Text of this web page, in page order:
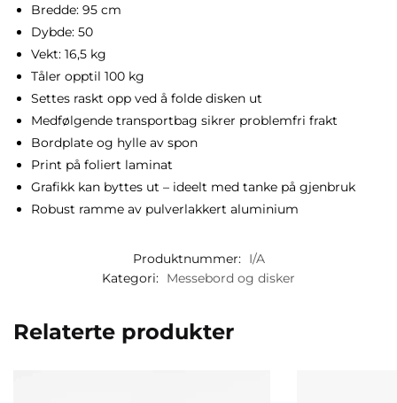
Bredde: 95 cm
Dybde: 50
Vekt: 16,5 kg
Tåler opptil 100 kg
Settes raskt opp ved å folde disken ut
Medfølgende transportbag sikrer problemfri frakt
Bordplate og hylle av spon
Print på foliert laminat
Grafikk kan byttes ut – ideelt med tanke på gjenbruk
Robust ramme av pulverlakkert aluminium
Produktnummer: I/A
Kategori: Messebord og disker
Relaterte produkter